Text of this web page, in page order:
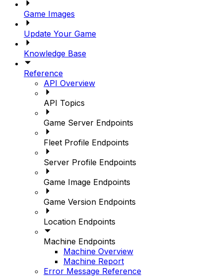
Game Images
Update Your Game
Knowledge Base
Reference
API Overview
API Topics
Game Server Endpoints
Fleet Profile Endpoints
Server Profile Endpoints
Game Image Endpoints
Game Version Endpoints
Location Endpoints
Machine Endpoints
Machine Overview
Machine Report
Error Message Reference